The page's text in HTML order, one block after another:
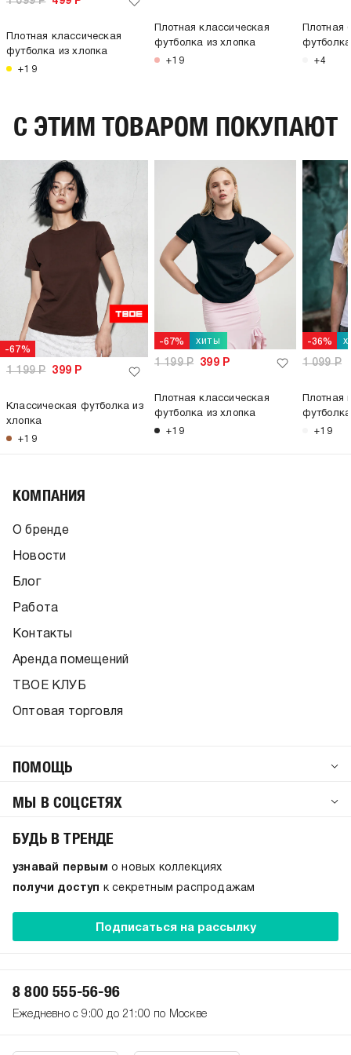
Плотная классическая
футболка из хлопка
+19
Плотная классическая
футболка из хлопка
+19
Плотная
футболка
+4
C ЭТИМ ТОВАРОМ ПОКУПАЮТ
-67%
1 199Р 399 Р
Классическая футболка из
хлопка
+19
-67% хиты
1 199Р 399Р
Плотная классическая
футболка из хлопка
+19
-36%
1 099Р
Плотная
+19
КОМПАНИЯ
О бренде
Новости
Блог
Работа
Контакты
Аренда помещений
ТВОЕ КЛУБ
Оптовая торговля
ПОМОЩЬ
МЫ В СОЦСЕТЯХ
БУДЬ В ТРЕНДЕ
узнавай первым о новых коллекциях
получи доступ
к секретным распродажам
Подписаться на рассылку
8 800 555-56-96
Ежедневно с 9:00 до 21:00 по Москве